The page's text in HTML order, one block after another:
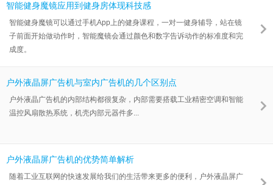
智能健身魔镜应用到健身房体现科技感
智能健身魔镜可以通过手机App上的健身课程，一对一健身辅导，站在镜
子前面开始做动作时，智能魔镜会通过颜色和数字告诉动作的标准度和完
成度。
户外液晶屏广告机与室内广告机的几个区别点
户外液晶广告机的内部结构都很复杂，内部需要搭载工业精密空调和智能
温控风扇散热系统，机壳内部元器件多...
户外液晶屏广告机的优势简单解析
随着工业互联网的快速发展给我们的生活带来更多的便利，户外液晶屏广